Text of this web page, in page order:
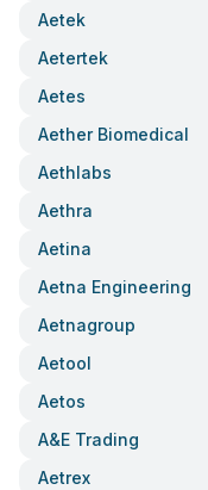
Aetek
Aetertek
Aetes
Aether Biomedical
Aethlabs
Aethra
Aetina
Aetna Engineering
Aetnagroup
Aetool
Aetos
A&e Trading
Aetrex